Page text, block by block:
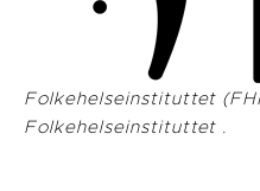
Folkehelseinstituttet
Folkehelseinstituttet .